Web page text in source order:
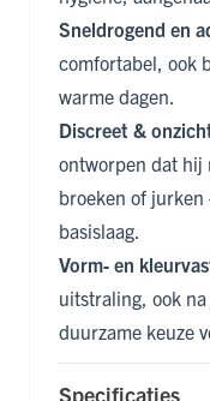
Sneldrogend en
comfortabel, ook
warme dagen.
Discreet &
ontworpen dat hij
broeken of
basislaag.
Vorm‑ en
uitstraling, ook
duurzame keuze
Specificaties